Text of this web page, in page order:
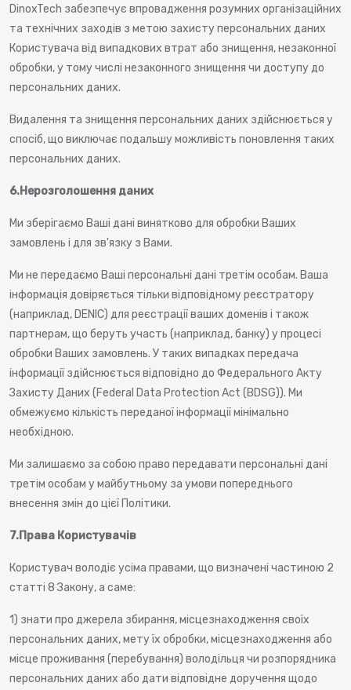
DinoxTech забезпечує впровадження розумних організаційних
та технічних заходів з метою захисту персональних даних
Користувача від випадкових втрат або знищення, незаконної
обробки, у тому числі незаконного знищення чи доступу до
персональних даних.
Видалення та знищення персональних даних здійснюється у
спосіб, що виключає подальшу можливість поновлення таких
персональних даних.
6.Нерозголошення даних
Ми зберігаємо Ваші дані винятково для обробки Ваших
замовлень і для зв'язку з Вами.
Ми не передаємо Ваші персональні дані третім особам. Ваша
інформація довіряється тільки відповідному реєстратору
(наприклад, DENIC) для реєстрації ваших доменів і також
партнерам, що беруть участь (наприклад, банку) у процесі
обробки Ваших замовлень. У таких випадках передача
інформації здійснюється відповідно до Федерального Акту
Захисту Даних (Federal Data Protection Act (BDSG)). Ми
обмежуємо кількість переданої інформації мінімально
необхідною.
Ми залишаємо за собою право передавати персональні дані
третім особам у майбутньому за умови попереднього
внесення змін до цієї Політики.
7.Права Користувачів
Користувач володіє усіма правами, що визначені частиною 2
статті 8 Закону, а саме:
1) знати про джерела збирання, місцезнаходження своїх
персональних даних, мету їх обробки, місцезнаходження або
місце проживання (перебування) володільця чи розпорядника
персональних даних або дати відповідне доручення щодо